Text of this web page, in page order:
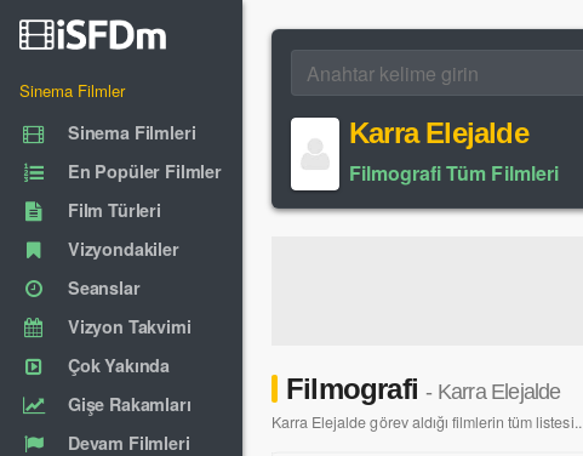
Sinema Filmler
Sinema Filmleri
En Popüler Filmler
Film Türleri
Vizyondakiler
Seanslar
Vizyon Takvimi
Çok Yakında
Gişe Rakamları
Devam Filmleri
Karra Elejalde
Filmografi Tüm Filmleri
Filmografi- Karra Elejalde
Karra Elejalde görev aldığı filmlerin tüm listesi..